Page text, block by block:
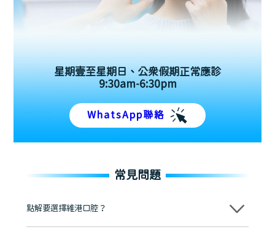
星期壹至星期日、公眾假期正常應診
9:30am-6:30pm
WhatsApp聯絡
常見問題
點解要選擇維港口腔？
維港口腔踐行「醫道濟世」的大學校訓，各分院匯聚來自香港、內地的